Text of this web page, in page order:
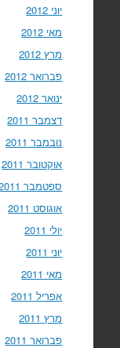
יוני 2012
מאי 2012
מרץ 2012
פברואר 2012
ינואר 2012
דצמבר 2011
נובמבר 2011
אוקטובר 2011
ספטמבר 2011
אוגוסט 2011
יולי 2011
יוני 2011
מאי 2011
אפריל 2011
מרץ 2011
פברואר 2011